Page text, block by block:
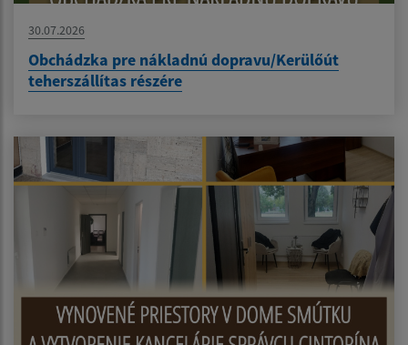
30.07.2026
Obchádzka pre nákladnú dopravu/Kerülőút
teherszállítas részére